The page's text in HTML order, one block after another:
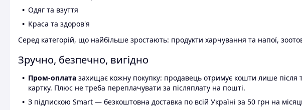
Одяг та взуття
Краса та здоров'я
Серед категорій, що найбільше зростають: продукти харчування та напої,
Зручно, безпечно, вигідно
Пром-оплата захищає кожну покупку: продавець отримує кошти лише
картку. Плюс не треба переплачувати за післяплату на пошті.
З підпискою Smart — безкоштовна доставка по всій Україні за 50 грн на